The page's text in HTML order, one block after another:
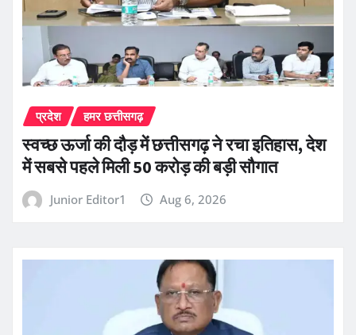
प्रदेश हमर छत्तीसगढ़
स्वच्छ ऊर्जा की दौड़ में छत्तीसगढ़ ने रचा इतिहास, देश
में सबसे पहले मिली 50 करोड़ की बड़ी सौगात
Junior Editor1 Aug 6, 2026